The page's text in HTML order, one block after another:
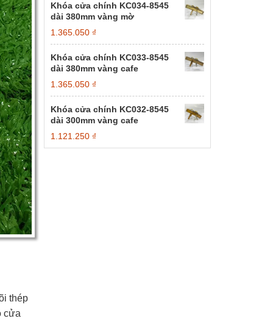
thép
cửa
Khóa cửa chính KC034-8545
dài 380mm vàng mờ
1.365.050 ₫
Khóa cửa chính KC033-8545
dài 380mm vàng cafe
1.365.050 ₫
Khóa cửa chính KC032-8545
dài 300mm vàng cafe
1.121.250 ₫